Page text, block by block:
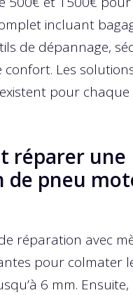
incluant
de dépannage,
confort. Les
pour chaque
réparer une
de pneu
réparation avec
pour colmater
6 mm.